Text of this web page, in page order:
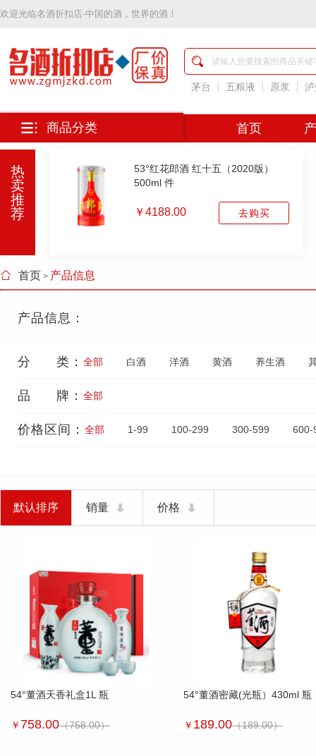
欢迎光临名酒折扣店-中国的酒，世界的酒！
酒，
茅台 五粮液 原浆
首页
商品分类
热
卖
推
荐
53°红花郎酒 红十五（2020版）
500ml 件
￥4188.00 去购买
首页 > 产品信息
产品信息：
分 类： 全部 白酒 洋酒 黄酒 养生酒
品 牌： 全部
价格区间： 全部 1-99 100-299 300-599 600-
默认排序 销量 价格
54°董酒天香礼盒1L 瓶
￥ 758.00（758.00）
54°董酒密藏(光瓶）430ml 瓶
￥ 189.00（189.00）